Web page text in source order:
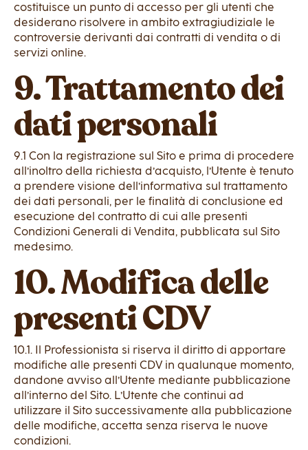
costituisce un punto di accesso per gli utenti che
desiderano risolvere in ambito extragiudiziale le
controversie derivanti dai contratti di vendita o di
servizi online.
9. Trattamento dei
dati personali
9.1 Con la registrazione sul Sito e prima di procedere
all’inoltro della richiesta d’acquisto, l’Utente è tenuto
a prendere visione dell’informativa sul trattamento
dei dati personali, per le finalità di conclusione ed
esecuzione del contratto di cui alle presenti
Condizioni Generali di Vendita, pubblicata sul Sito
medesimo.
10. Modifica delle
presenti CDV
10.1. Il Professionista si riserva il diritto di apportare
modifiche alle presenti CDV in qualunque momento,
dandone avviso all’Utente mediante pubblicazione
all’interno del Sito. L’Utente che continui ad
utilizzare il Sito successivamente alla pubblicazione
delle modifiche, accetta senza riserva le nuove
condizioni.